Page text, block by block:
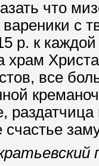
что
с
р. к
храм
все
счастье